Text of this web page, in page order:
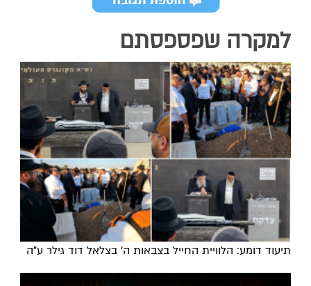
למקרה שפספסתם
תיעוד דומע: הלוויית החייל בצבאות ה' בצלאל דוד גילר ע"ה